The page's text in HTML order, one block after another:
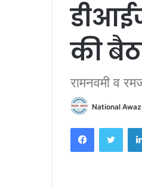
की
रामनवमी व
National Awaz